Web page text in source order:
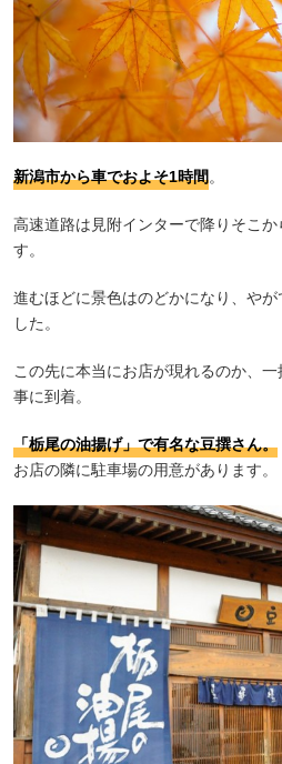
新潟市から車でおよそ1時間。
高速道路は見附インターで降りそこ
す。
進むほどに景色はのどかになり、や
した。
この先に本当にお店が現れるのか、
事に到着。
「栃尾の油揚げ」で有名な豆撰さん。
お店の隣に駐車場の用意があります。